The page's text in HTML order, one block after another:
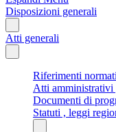
Disposizioni generali
Atti generali
Riferimenti
Atti amministrativi
Documenti di
Statuti , leggi